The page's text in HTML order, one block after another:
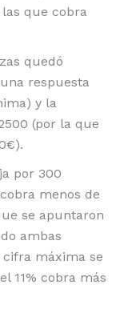
que cobra
quedó
respuesta
y la
(por la que
por 300
menos de
se apuntaron
ambas
cifra máxima se
11% cobra más